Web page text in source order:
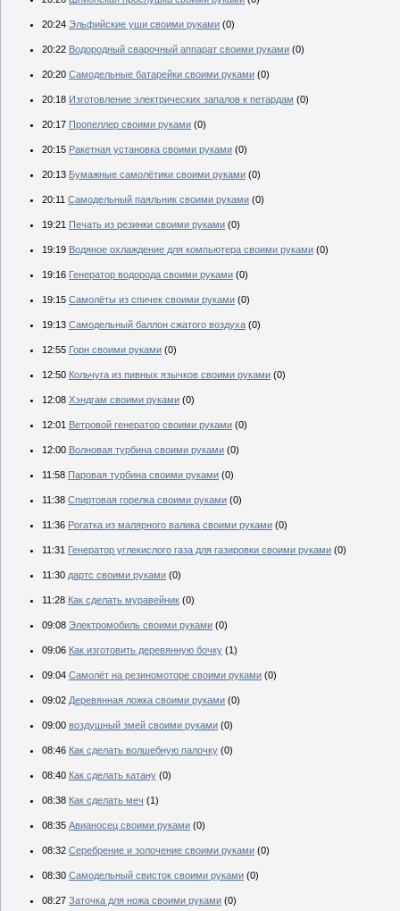
20:24 Эльфийские уши своими руками (0)
20:22 Водородный сварочный аппарат своими руками (0)
20:20 Самодельные батарейки своими руками (0)
20:18 Изготовление электрических запалов к петардам (0)
20:17 Пропеллер своими руками (0)
20:15 Ракетная установка своими руками (0)
20:13 Бумажные самолётики своими руками (0)
20:11 Самодельный паяльник своими руками (0)
19:21 Печать из резинки своими руками (0)
19:19 Водяное охлаждение для компьютера своими руками (0)
19:16 Генератор водорода своими руками (0)
19:15 Самолёты из спичек своими руками (0)
19:13 Самодельный баллон сжатого воздуха (0)
12:55 Горн своими руками (0)
12:50 Кольчуга из пивных язычков своими руками (0)
12:08 Хэндгам своими руками (0)
12:01 Ветровой генератор своими руками (0)
12:00 Волновая турбина своими руками (0)
11:58 Паровая турбина своими руками (0)
11:38 Спиртовая горелка своими руками (0)
11:36 Рогатка из малярного валика своими руками (0)
11:31 Генератор углекислого газа для газировки своими руками (0)
11:30 дартс своими руками (0)
11:28 Как сделать муравейник (0)
09:08 Электромобиль своими руками (0)
09:06 Как изготовить деревянную бочку (1)
09:04 Самолёт на резиномоторе своими руками (0)
09:02 Деревянная ложка своими руками (0)
09:00 воздушный змей своими руками (0)
08:46 Как сделать волшебную палочку (0)
08:40 Как сделать катану (0)
08:38 Как сделать меч (1)
08:35 Авианосец своими руками (0)
08:32 Серебрение и золочение своими руками (0)
08:30 Самодельный свисток своими руками (0)
08:27 Заточка для ножа своими руками (0)